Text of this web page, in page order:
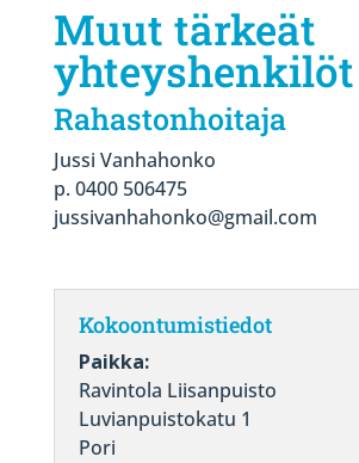
Muut tärkeät
yhteyshenkilöt
Rahastonhoitaja
Jussi Vanhahonko
p. 0400 506475
jussivanhahonko@gmail.com
Kokoontumistiedot
Paikka:
Ravintola Liisanpuisto
Luvianpuistokatu 1
Pori